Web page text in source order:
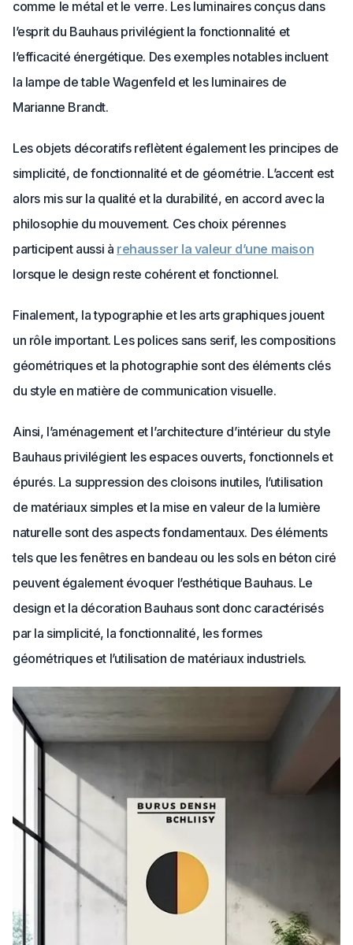
comme le métal et le verre. Les luminaires conçus dans
l’esprit du Bauhaus privilégient la fonctionnalité et
l’efficacité énergétique. Des exemples notables incluent
la lampe de table Wagenfeld et les luminaires de
Marianne Brandt.
Les objets décoratifs reflètent également les principes de
simplicité, de fonctionnalité et de géométrie. L’accent est
alors mis sur la qualité et la durabilité, en accord avec la
philosophie du mouvement. Ces choix pérennes
participent aussi à rehausser la valeur d’une maison
lorsque le design reste cohérent et fonctionnel.
Finalement, la typographie et les arts graphiques jouent
un rôle important. Les polices sans serif, les compositions
géométriques et la photographie sont des éléments clés
du style en matière de communication visuelle.
Ainsi, l’aménagement et l’architecture d’intérieur du style
Bauhaus privilégient les espaces ouverts, fonctionnels et
épurés. La suppression des cloisons inutiles, l’utilisation
de matériaux simples et la mise en valeur de la lumière
naturelle sont des aspects fondamentaux. Des éléments
tels que les fenêtres en bandeau ou les sols en béton ciré
peuvent également évoquer l’esthétique Bauhaus. Le
design et la décoration Bauhaus sont donc caractérisés
par la simplicité, la fonctionnalité, les formes
géométriques et l’utilisation de matériaux industriels.